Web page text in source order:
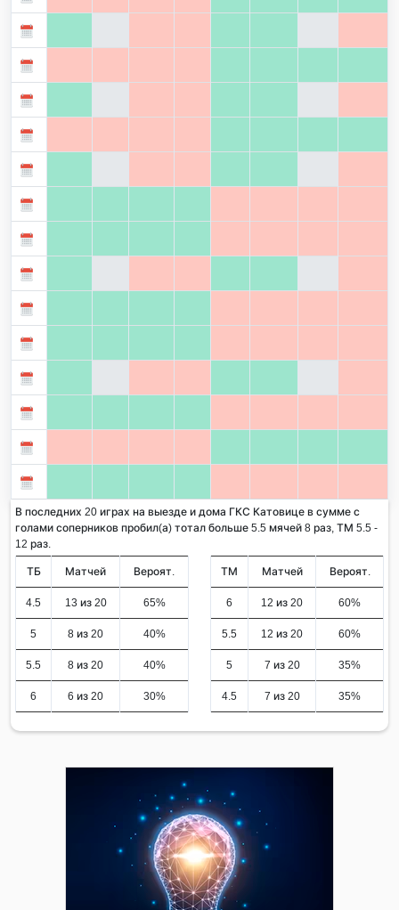
В последних 20 играх на выезде и дома ГКС Катовице в сумме с
голами соперников пробил(а) тотал больше 5.5 мячей 8 раз, ТМ 5.5 -
12 раз.
ТБ Матчей Вероят.
4.5 13 из 20 65%
5 8 из 20 40%
5.5 8 из 20 40%
6 6 из 20 30%
ТМ Матчей Вероят.
6 12 из 20 60%
5.5 12 из 20 60%
5 7 из 20 35%
4.5 7 из 20 35%